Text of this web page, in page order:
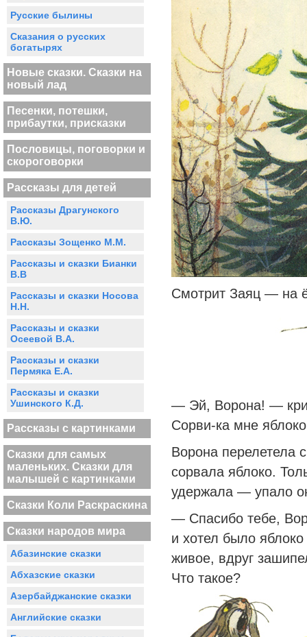
Русские былины
Сказания о русских
богатырях
Новые сказки. Сказки на
новый лад
Песенки, потешки,
прибаутки, присказки
Пословицы, поговорки и
скороговорки
Рассказы для детей
Рассказы Драгунского
В.Ю.
Рассказы Зощенко М.М.
Рассказы и сказки Бианки
В.В
Рассказы и сказки Носова
Н.Н.
Рассказы и сказки
Осеевой В.А.
Рассказы и сказки
Пермяка Е.А.
Рассказы и сказки
Ушинского К.Д.
Рассказы с картинками
Сказки для самых
маленьких. Сказки для
малышей с картинками
Сказки Коли Раскраскина
Сказки народов мира
Абазинские сказки
Абхазские сказки
Азербайджанские сказки
Английские сказки
Смотрит Заяц — на
— Эй, Ворона! —
Сорви-ка мне
Ворона перелетела
сорвала яблоко.
удержала — упало
— Спасибо тебе,
и хотел было
живое, вдруг
Что такое?